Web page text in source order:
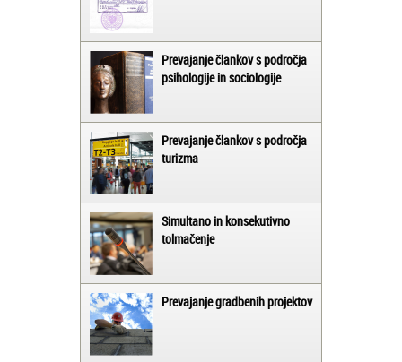
Prevajanje člankov s področja
psihologije in sociologije
Prevajanje člankov s področja
turizma
Simultano in konsekutivno
tolmačenje
Prevajanje gradbenih projektov